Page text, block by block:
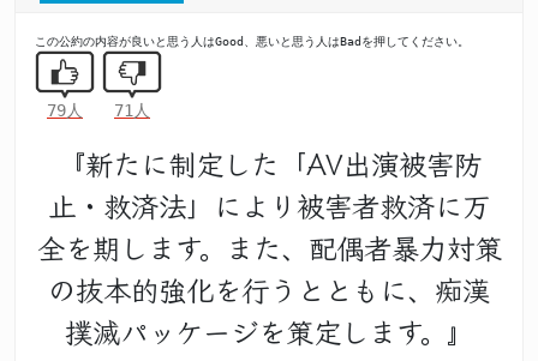
この公約の内容が良いと思う人はGood、悪いと思う人はBadを押してください。
79人 71人
『新たに制定した「AV出演被害防
止・救済法」により被害者救済に万
全を期します。また、配偶者暴力対策
の抜本的強化を行うとともに、痴漢
撲滅パッケージを策定します。』